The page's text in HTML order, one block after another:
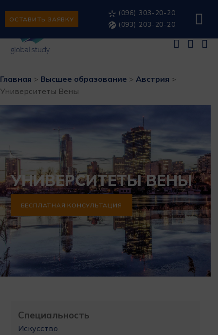
ОСТАВИТЬ ЗАЯВКУ
(096) 303-20-20
(093) 203-20-20
Главная > Высшее образование > Австрия >
Университеты Вены
УНИВЕРСИТЕТЫ ВЕНЫ
БЕСПЛАТНАЯ КОНСУЛЬТАЦИЯ
Специальность
Искусство